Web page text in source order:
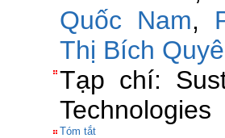
Quốc Nam,
Thị Bích
Tạp chí:
Technologies
Tóm tắt